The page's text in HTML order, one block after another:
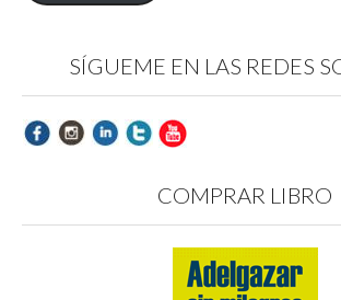
SÍGUEME EN LAS REDES
COMPRAR LIBRO